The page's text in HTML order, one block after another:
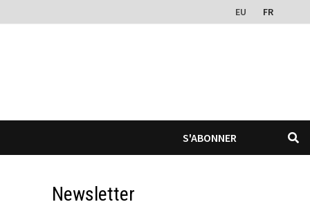
EU FR
S'ABONNER
Newsletter